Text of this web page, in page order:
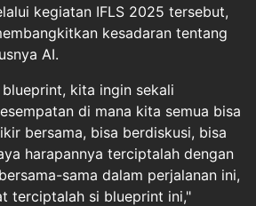
kegiatan IFLS 2025 tersebut,
kesadaran tentang
AI.
kita ingin sekali
di mana kita semua bisa
bersama, bisa berdiskusi, bisa
harapannya terciptalah dengan
sama dalam perjalanan ini,
terciptalah si blueprint ini,"